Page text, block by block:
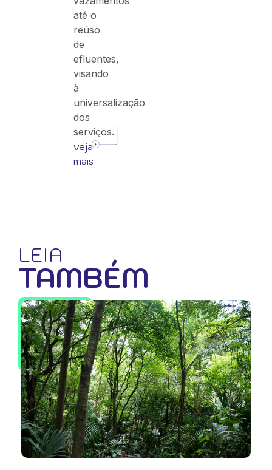
até o
reúso
de
efluentes,
visando
à
universalização
dos
serviços.
veja
mais
LEIA
TAMBÉM